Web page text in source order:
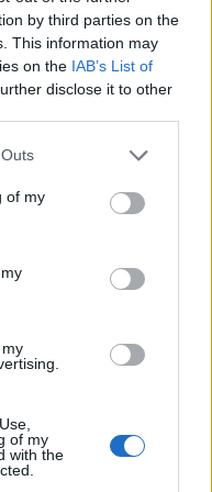
by third parties on the
This information may
on the IAB’s List of
disclose it to other
of my
of my
with the
στο πρόσωπό τους
ήταν τόσο
μπορεί να
του προσώπου
ορατές.
όσο και στο
μπορεί να
ανδρογόνα
στοχεύοντας στη
ότι λειτουργεί